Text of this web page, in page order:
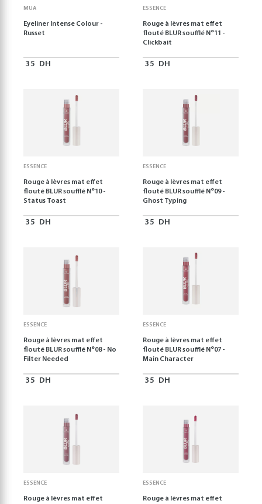
MUA
Eyeliner Intense Colour -
Russet
35 DH
ESSENCE
Rouge à lèvres mat effet
flouté BLUR soufflé N°11 -
Clickbait
35 DH
ESSENCE
Rouge à lèvres mat effet
flouté BLUR soufflé N°10 -
Status Toast
35 DH
ESSENCE
Rouge à lèvres mat effet
flouté BLUR soufflé N°09 -
Ghost Typing
35 DH
ESSENCE
Rouge à lèvres mat effet
flouté BLUR soufflé N°08 - No
Filter Needed
35 DH
ESSENCE
Rouge à lèvres mat effet
flouté BLUR soufflé N°07 -
Main Character
35 DH
ESSENCE
Rouge à lèvres mat effet
ESSENCE
Rouge à lèvres mat effet